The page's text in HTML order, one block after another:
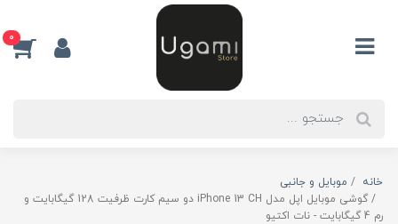
0
خانه
موبایل و جانبی
گوشی موبایل اپل مدل iPhone 13 CH دو سیم‌ کارت ظرفیت 128 گیگابایت و
رم 4 گیگابایت - نات اکتیو